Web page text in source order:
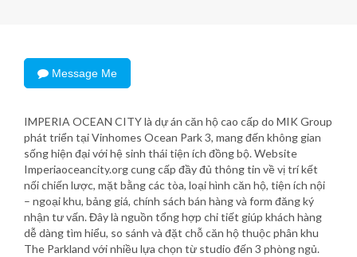
Message Me
IMPERIA OCEAN CITY là dự án căn hộ cao cấp do MIK Group
phát triển tại Vinhomes Ocean Park 3, mang đến không gian
sống hiện đại với hệ sinh thái tiện ích đồng bộ. Website
Imperiaoceancity.org cung cấp đầy đủ thông tin về vị trí kết
nối chiến lược, mặt bằng các tòa, loại hình căn hộ, tiện ích nội
– ngoại khu, bảng giá, chính sách bán hàng và form đăng ký
nhận tư vấn. Đây là nguồn tổng hợp chi tiết giúp khách hàng
dễ dàng tìm hiểu, so sánh và đặt chỗ căn hộ thuộc phân khu
The Parkland với nhiều lựa chọn từ studio đến 3 phòng ngủ.